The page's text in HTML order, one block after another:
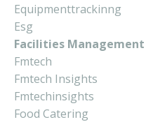
Equipmenttrackinng
Esg
Facilities Management
Fmtech
Fmtech Insights
Fmtechinsights
Food Catering